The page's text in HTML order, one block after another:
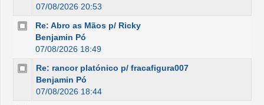
07/08/2026 20:53
Re: Abro as Mãos p/ Ricky
Benjamin Pó
07/08/2026 18:49
Re: rancor platónico p/ fracafigura007
Benjamin Pó
07/08/2026 18:44